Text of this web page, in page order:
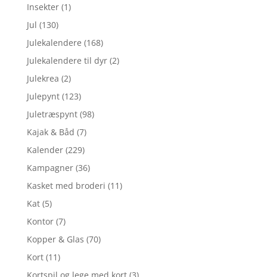
Insekter (1)
Jul (130)
Julekalendere (168)
Julekalendere til dyr (2)
Julekrea (2)
Julepynt (123)
Juletræspynt (98)
Kajak & Båd (7)
Kalender (229)
Kampagner (36)
Kasket med broderi (11)
Kat (5)
Kontor (7)
Kopper & Glas (70)
Kort (11)